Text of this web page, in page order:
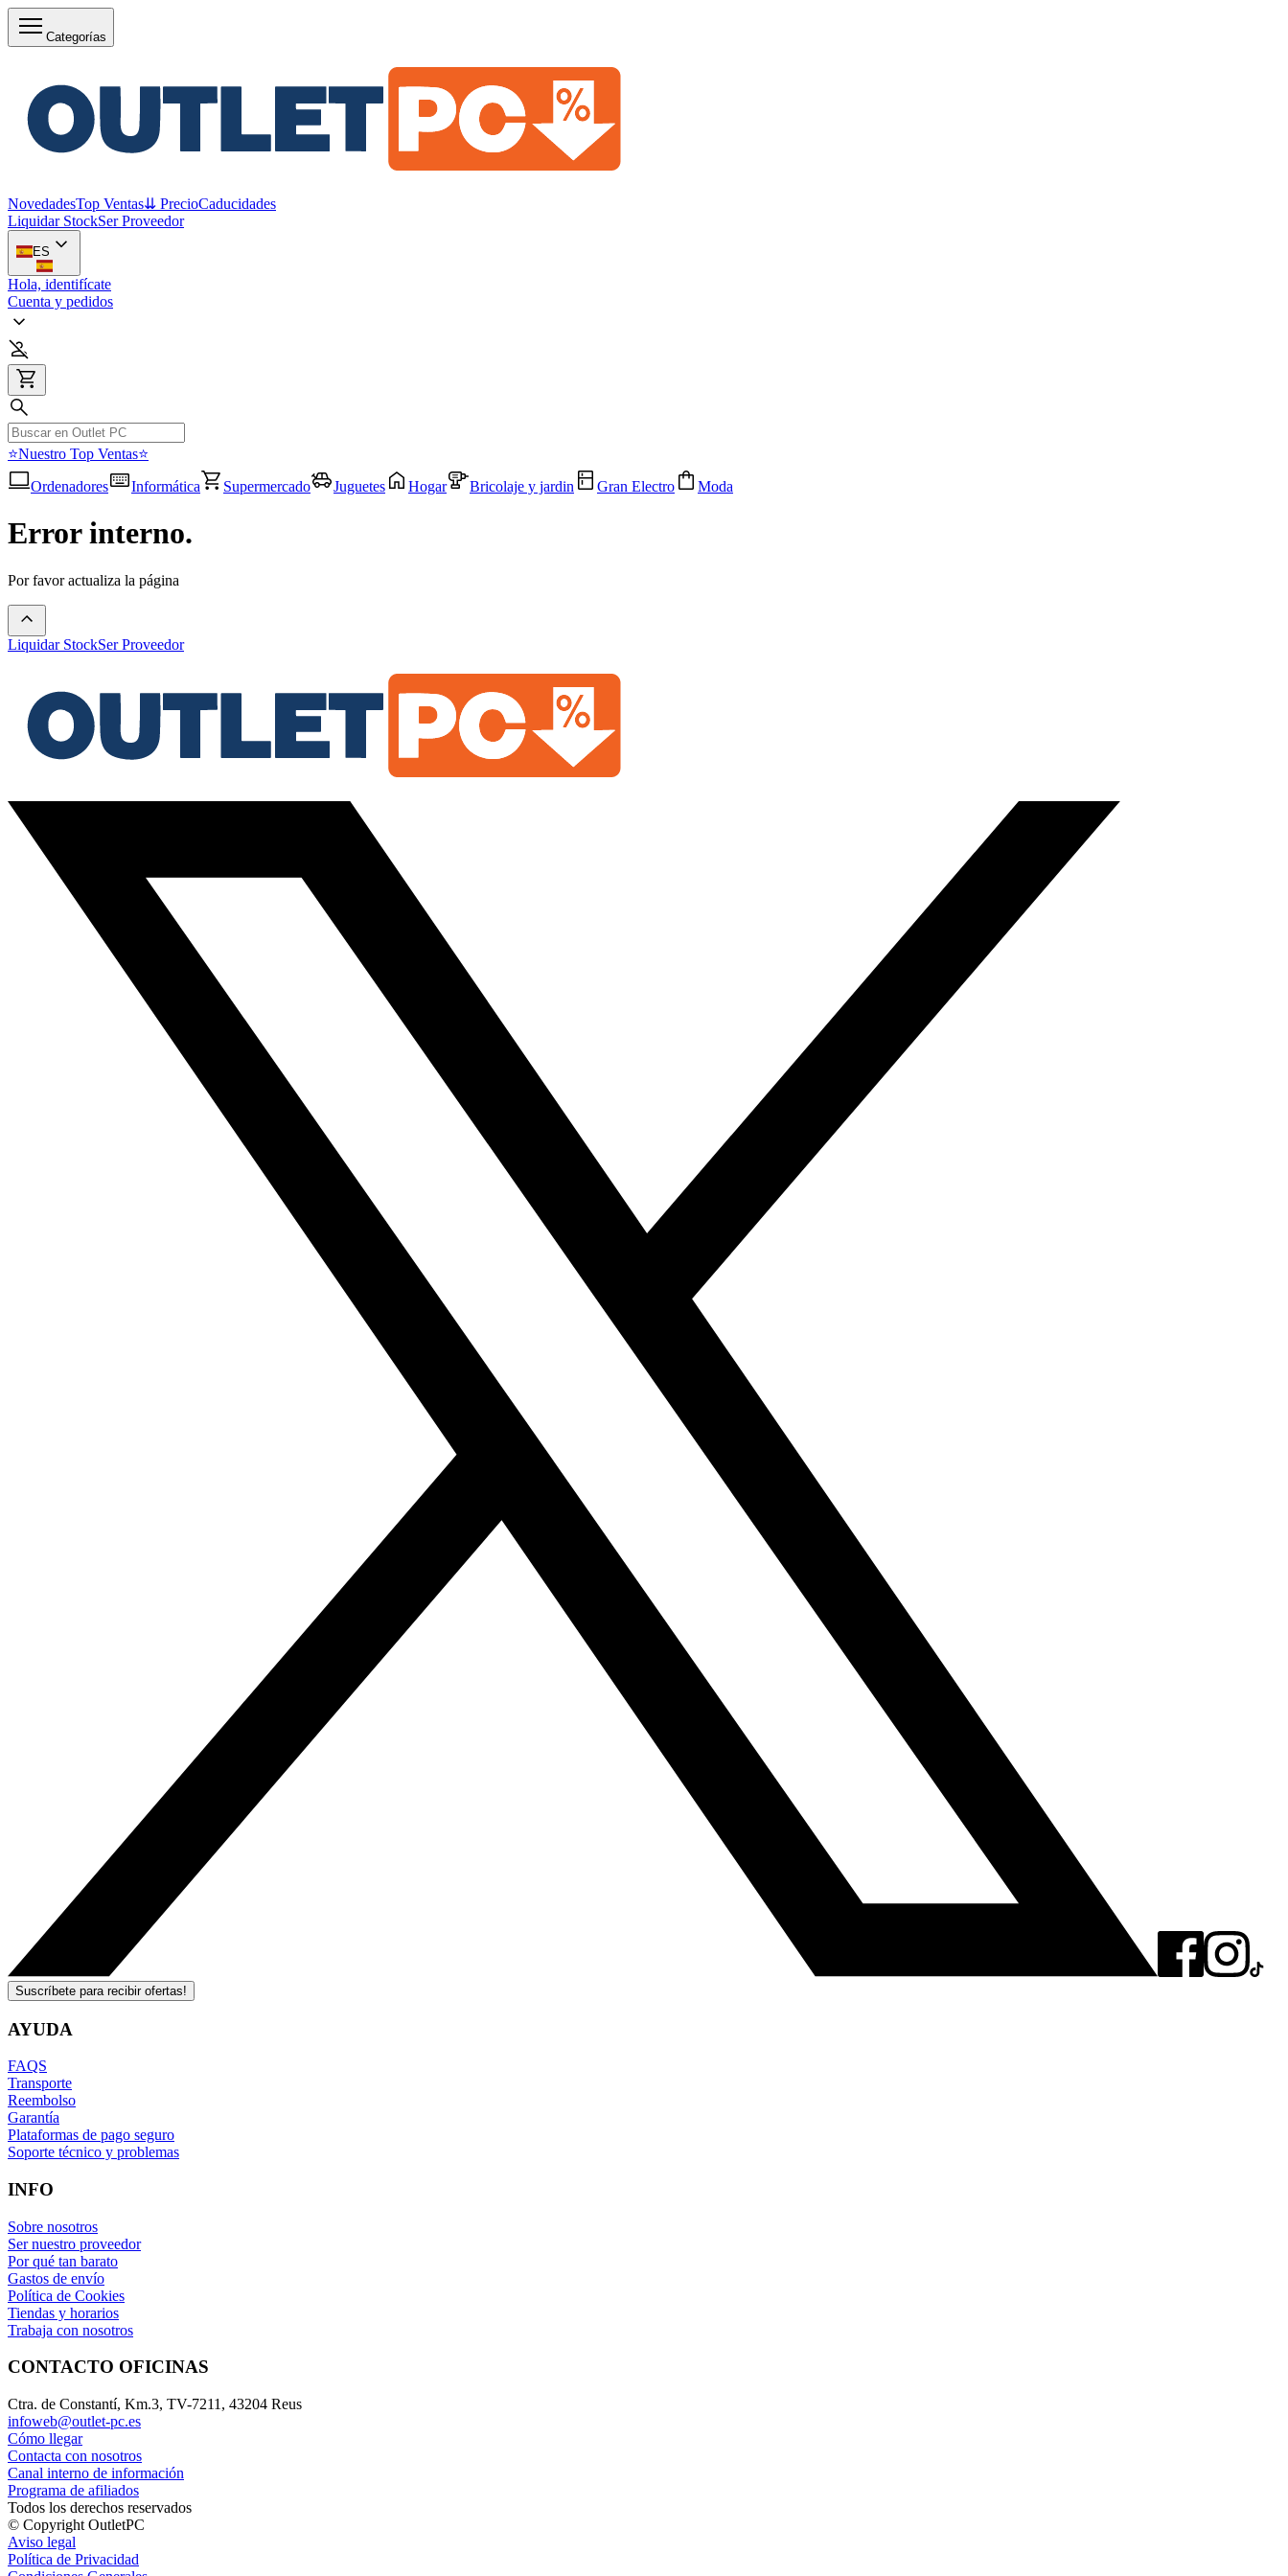
Categorías
NovedadesTop Ventas⇊ PrecioCaducidades
Liquidar StockSer Proveedor
ES
Hola, identifícate
Cuenta y pedidos
⭐Nuestro Top Ventas⭐
Ordenadores
Informática Supermercado Juguetes Hogar Bricolaje y jardin Gran Electro Moda
Error interno.
Por favor actualiza la página
Liquidar StockSer Proveedor
Suscríbete para recibir ofertas!
AYUDA
FAQS
Transporte
Reembolso
Garantía
Plataformas de pago seguro
Soporte técnico y problemas
INFO
Sobre nosotros
Ser nuestro proveedor
Por qué tan barato
Gastos de envío
Política de Cookies
Tiendas y horarios
Trabaja con nosotros
CONTACTO OFICINAS
Ctra. de Constantí, Km.3, TV-7211, 43204 Reus
infoweb@outlet-pc.es
Cómo llegar
Contacta con nosotros
Canal interno de información
Programa de afiliados
Todos los derechos reservados
© Copyright OutletPC
Aviso legal
Política de Privacidad